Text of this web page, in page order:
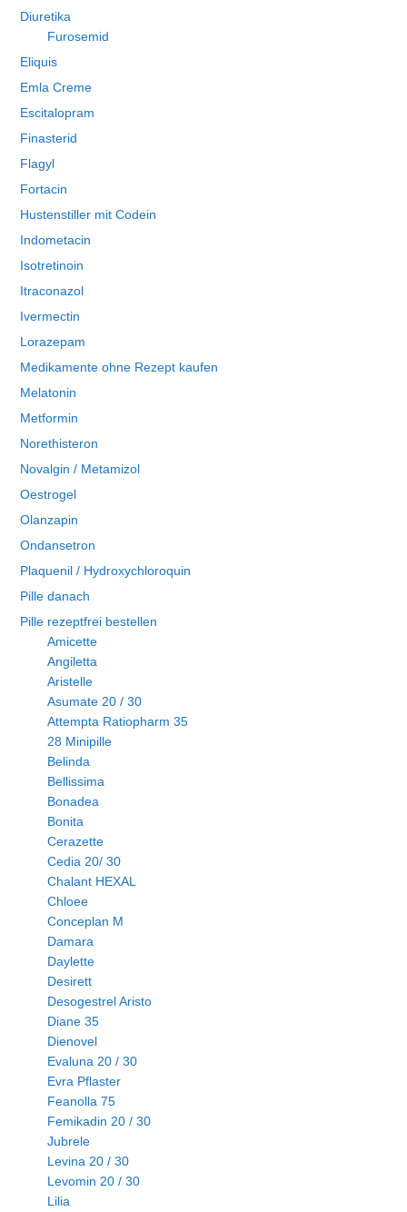
Diuretika
Furosemid
Eliquis
Emla Creme
Escitalopram
Finasterid
Flagyl
Fortacin
Hustenstiller mit Codein
Indometacin
Isotretinoin
Itraconazol
Ivermectin
Lorazepam
Medikamente ohne Rezept kaufen
Melatonin
Metformin
Norethisteron
Novalgin / Metamizol
Oestrogel
Olanzapin
Ondansetron
Plaquenil / Hydroxychloroquin
Pille danach
Pille rezeptfrei bestellen
Amicette
Angiletta
Aristelle
Asumate 20 / 30
Attempta Ratiopharm 35
28 Minipille
Belinda
Bellissima
Bonadea
Bonita
Cerazette
Cedia 20/ 30
Chalant HEXAL
Chloee
Conceplan M
Damara
Daylette
Desirett
Desogestrel Aristo
Diane 35
Dienovel
Evaluna 20 / 30
Evra Pflaster
Feanolla 75
Femikadin 20 / 30
Jubrele
Levina 20 / 30
Levomin 20 / 30
Lilia